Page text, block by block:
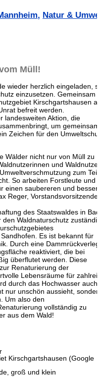
, Natur &
Müll!
wieder herzlich eingeladen,
einzusetzen. Gemeinsam
Kirschgartshausen
befreit werden.
landesweiten Aktion, die
um gemeinsam
Zeichen für den
Wälder nicht nur von Müll zu
und
zum Teil
So arbeiten Forstleute und
einen saubereren und
Reger, Vorstandsvorsitzender
des Staatswaldes in
Waldnaturschutz
Es ist bekannt für
Durch eine
reaktiviert, die bei
überflutet werden. Diese
Renaturierung der
Lebensräume für
durch das Hochwasser auch
nur unschön aussieht,
Um also den
vollständig zu
aus dem Wald!
Kirschgartshausen (Google
groß und klein